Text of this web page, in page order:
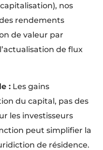
nos
rendements
de valeur par
de flux
: Les gains
du capital, pas des
les investisseurs
peut simplifier la
de résidence.